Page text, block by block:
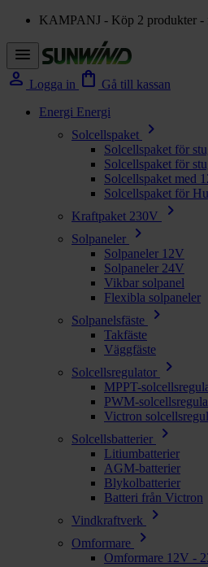
KAMPANJ - Köp 2 produkter -
menu
person Logga in shopping_bag Gå till kassan
Energi Energi
Solcellspaket
chevron_right
Solcellspaket för
Solcellspaket för
Solcellspaket med
Solcellspaket för
Kraftpaket 230V
chevron_right
Solpaneler chevron_right
Solpaneler 12V
Solpaneler 24V
Vikbar solpanel
Flexibla solpaneler
Solpanelsfäste
chevron_right
Takfäste
Väggfäste
Solcellsregulator
chevron_right
MPPT-
PWM-
Victron
Solcellsbatterier
chevron_right
Litiumbatterier
AGM-batterier
Blykolbatterier
Batteri från Victron
Vindkraftverk
chevron_right
Omformare chevron_right
Omformare 12V -